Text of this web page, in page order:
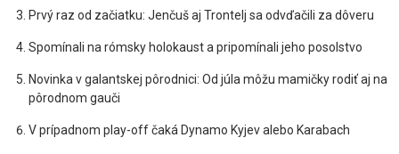
Prvý raz od začiatku: Jenčuš aj Trontelj sa odvďačili za dôveru
Spomínali na rómsky holokaust a pripomínali jeho posolstvo
Novinka v galantskej pôrodnici: Od júla môžu mamičky rodiť aj na
pôrodnom gauči
V prípadnom play-off čaká Dynamo Kyjev alebo Karabach